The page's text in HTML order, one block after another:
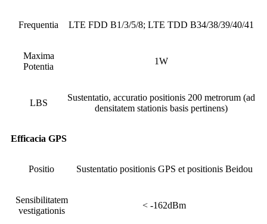
Frequentia LTE FDD B1/3/5/8; LTE TDD B34/38/39/40/41
Maxima
Potentia
1W
LBS
Sustentatio, accuratio positionis 200 metrorum (ad
densitatem stationis basis pertinens)
Efficacia GPS
Positio Sustentatio positionis GPS et positionis Beidou
Sensibilitatem
vestigationis
< -162dBm